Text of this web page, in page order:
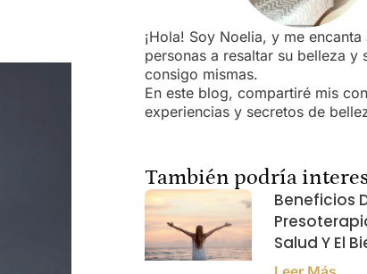
¡Hola! Soy Noelia, y me
personas a resaltar su belleza y
consigo mismas.
En este blog, compartiré mis
experiencias y secretos de
También podría
Beneficios
Salud Y El